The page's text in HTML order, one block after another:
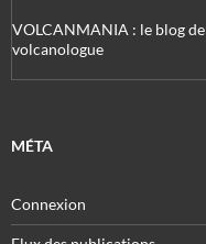
VOLCANMANIA : le blog
volcanologue
MÉTA
Connexion